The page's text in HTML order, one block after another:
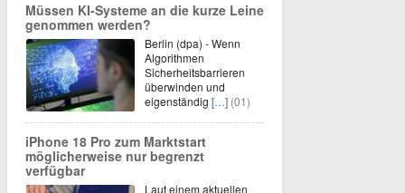
Müssen KI-Systeme an die kurze Leine
genommen werden?
Berlin (dpa) - Wenn
Algorithmen
Sicherheitsbarrieren
überwinden und
eigenständig […] (01)
iPhone 18 Pro zum Marktstart
möglicherweise nur begrenzt
verfügbar
Laut einem aktuellen